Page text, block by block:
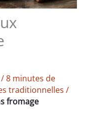
/8 minutes de
traditionnelles /
fromage